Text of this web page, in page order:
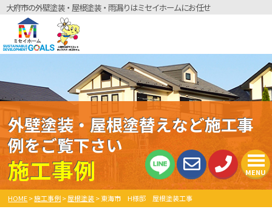
大府市の外壁塗装・屋根塗装・雨漏りはミセイホームにお任せ
MENU
外壁塗装・屋根塗替えなど施工事
例をご覧下さい
施工事例
HOME>施工事例>屋根塗装>東海市 H様邸 屋根塗装工事